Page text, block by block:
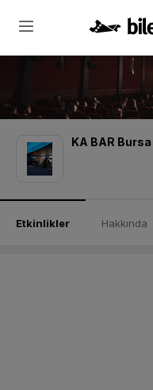
KA BAR
Etkinlikler Hakkında